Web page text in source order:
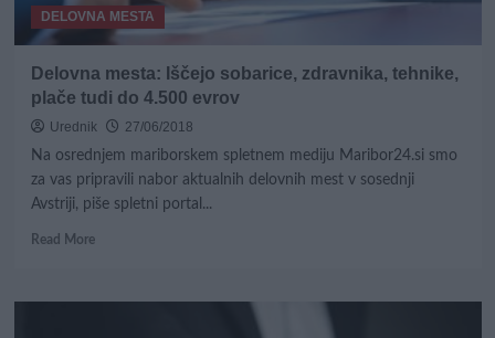
DELOVNA MESTA
Delovna mesta: Iščejo sobarice, zdravnika, tehnike,
plače tudi do 4.500 evrov
Urednik
27/06/2018
Na osrednjem mariborskem spletnem mediju Maribor24.si smo
za vas pripravili nabor aktualnih delovnih mest v sosednji
Avstriji, piše spletni portal...
Read MoreRead
Delovna